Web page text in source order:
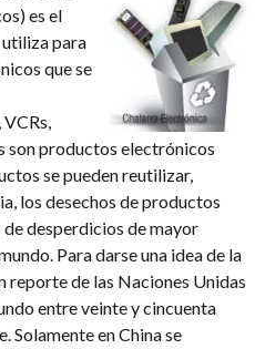
es el
para
que se
son productos electrónicos
se pueden reutilizar,
los desechos de productos
desperdicios de mayor
Para darse una idea de la
reporte de las Naciones Unidas
entre veinte y cincuenta
Solamente en Chinase